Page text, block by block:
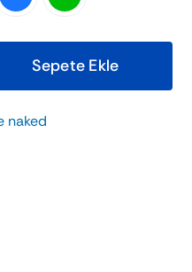
Sepete Ekle
naked